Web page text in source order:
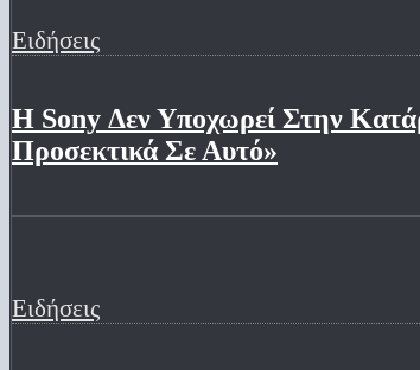
Ειδήσεις
Η Sony Δεν Υποχωρεί Στην
Προσεκτικά Σε Αυτό»
Ειδήσεις